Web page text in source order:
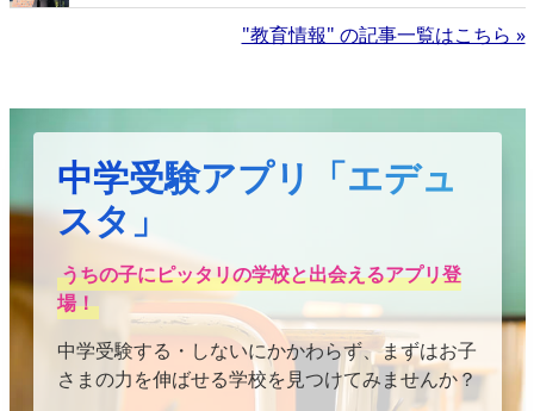
"教育情報" の記事一覧はこちら »
中学受験アプリ「エデュ
スタ」
うちの子にピッタリの学校と出会えるアプリ登
場！
中学受験する・しないにかかわらず、まずはお子
さまの力を伸ばせる学校を見つけてみませんか？